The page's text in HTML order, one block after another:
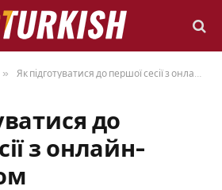
» Як підготуватися до першої сесії з онлайн-психологом
до
з онлайн-